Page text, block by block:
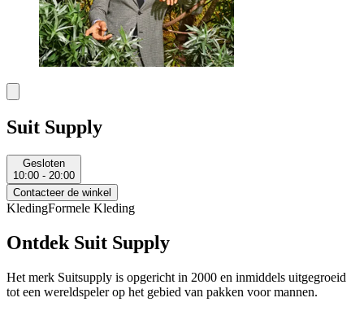
Suit Supply
Gesloten
10:00 - 20:00
Contacteer de winkel
KledingFormele Kleding
Ontdek Suit Supply
Het merk Suitsupply is opgericht in 2000 en inmiddels uitgegroeid
tot een wereldspeler op het gebied van pakken voor mannen.